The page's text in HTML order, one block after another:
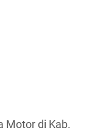
Motor di Kab.